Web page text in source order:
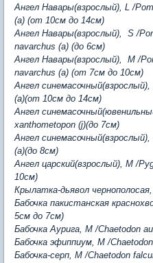
Ангел Навары(взрослый), L /
(a) (от 10см до 14см)
Ангел Навары(взрослый), S /
navarchus (a) (до 6см)
Ангел Навары(взрослый), M /
navarchus (a) (от 7см до 10см)
Ангел
(a)(от 10см до 14см)
Ангел
xanthometopon (j)(до 7см)
Ангел
(a)(до 8см)
Ангел царский(взрослый), М /
10см)
Крылатка-дьявол
Бабочка пакистанская
5см до 7см)
Бабочка Аурига, M /Chaetodon
Бабочка эфиппиум, M /
Бабочка-серп, M /Chaetodon